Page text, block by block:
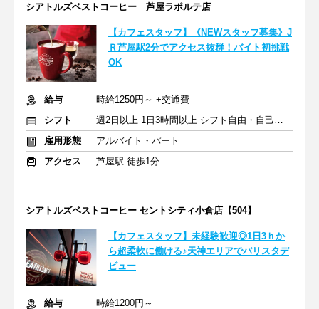
シアトルズベストコーヒー 芦屋ラポルテ店
【カフェスタッフ】《NEWスタッフ募集》J
Ｒ芦屋駅2分でアクセス抜群！バイト初挑戦
OK
給与
時給1250円～ +交通費
シフト
週2日以上 1日3時間以上 シフト自由・自己申告
雇用形態
アルバイト・パート
アクセス
芦屋駅 徒歩1分
シアトルズベストコーヒー セントシティ小倉店【504】
【カフェスタッフ】未経験歓迎◎1日3ｈか
ら超柔軟に働ける♪天神エリアでバリスタデ
ビュー
給与
時給1200円～